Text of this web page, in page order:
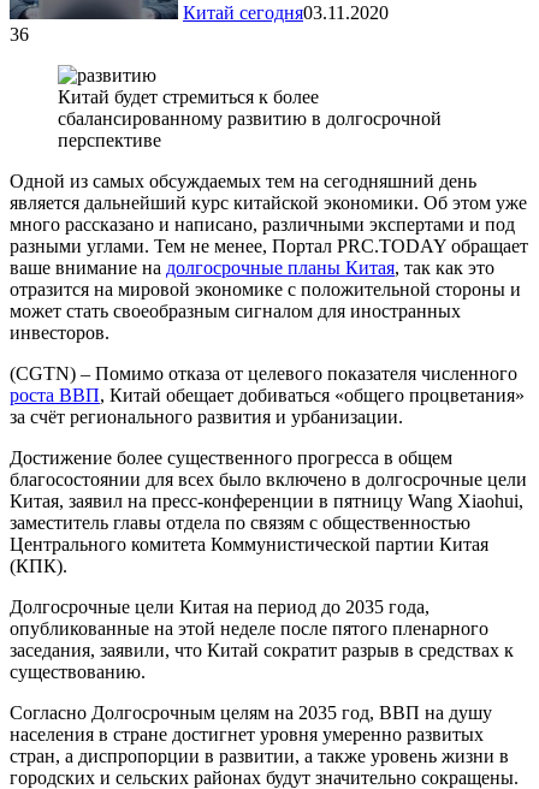
Китай сегодня03.11.2020
36
Китай будет стремиться к более
сбалансированному развитию в долгосрочной
перспективе
Одной из самых обсуждаемых тем на сегодняшний день
является дальнейший курс китайской экономики. Об этом уже
много рассказано и написано, различными экспертами и под
разными углами. Тем не менее, Портал PRC.TODAY обращает
ваше внимание на долгосрочные планы Китая, так как это
отразится на мировой экономике с положительной стороны и
может стать своеобразным сигналом для иностранных
инвесторов.
(CGTN) – Помимо отказа от целевого показателя численного
роста ВВП, Китай обещает добиваться «общего процветания»
за счёт регионального развития и урбанизации.
Достижение более существенного прогресса в общем
благосостоянии для всех было включено в долгосрочные цели
Китая, заявил на пресс-конференции в пятницу Wang Xiaohui,
заместитель главы отдела по связям с общественностью
Центрального комитета Коммунистической партии Китая
(КПК).
Долгосрочные цели Китая на период до 2035 года,
опубликованные на этой неделе после пятого пленарного
заседания, заявили, что Китай сократит разрыв в средствах к
существованию.
Согласно Долгосрочным целям на 2035 год, ВВП на душу
населения в стране достигнет уровня умеренно развитых
стран, а диспропорции в развитии, а также уровень жизни в
городских и сельских районах будут значительно сокращены.